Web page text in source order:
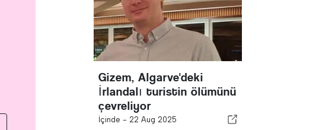
Gizem, Algarve'deki
İrlandalı turistin ölümünü
çevreliyor
İçinde - 22 Aug 2025